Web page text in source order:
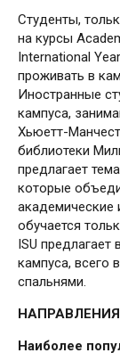
Студенты,
на курсы
International
проживать в
Иностранные
кампуса,
Хьюетт-
библиотеки
предлагает
которые
академические
обучается
ISU предлагает
кампуса, всего
спальнями.
Наиболее